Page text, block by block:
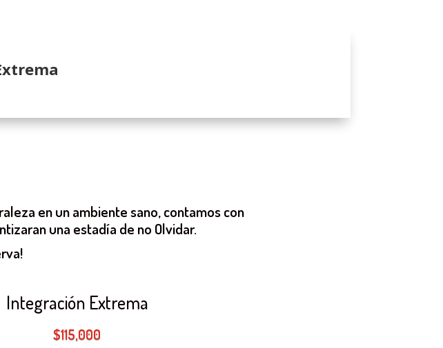
en un ambiente sano, contamos con
una estadía de no Olvidar.
Integración Extrema
$115,000